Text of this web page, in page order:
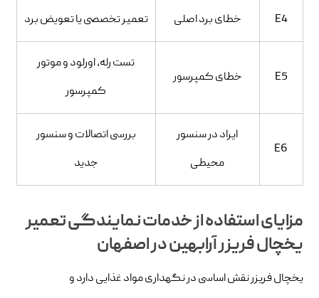
E4 خطای برد اصلی تعمیر تخصصی یا تعویض برد
E5 خطای کمپرسور
تست رله، اورلود و موتور
کمپرسور
E6
ایراد در سنسور
محیطی
بررسی اتصالات و سنسور
جدید
مزایای استفاده از خدمات نمایندگی تعمیر
یخچال فریزر آرابهین در اصفهان
یخچال فریزر نقش اساسی در نگهداری مواد غذایی دارد و